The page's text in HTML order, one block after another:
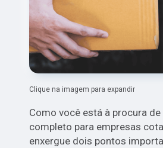
Clique na imagem para expandir
Como você está à procura
completo para empresas
enxergue dois pontos